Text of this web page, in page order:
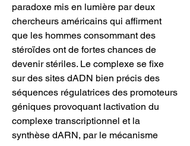
paradoxe mis en lumière par deux
chercheurs américains qui affirment
que les hommes consommant des
stéroïdes ont de fortes chances de
devenir stériles. Le complexe se fixe
sur des sites dADN bien précis des
séquences régulatrices des promoteurs
géniques provoquant lactivation du
complexe transcriptionnel et la
synthèse dARN, par le mécanisme